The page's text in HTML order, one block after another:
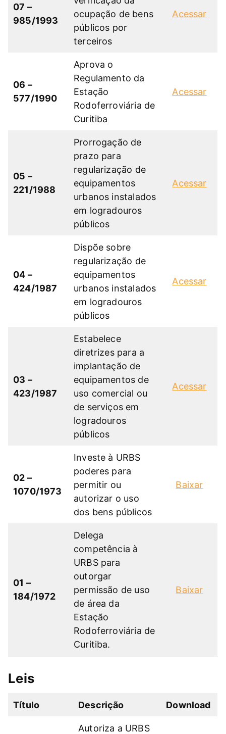
07 –
985/1993
ocupação de bens
públicos por
terceiros
Acessar
06 –
577/1990
Aprova o
Regulamento da
Estação
Rodoferroviária de
Curitiba
Acessar
05 –
221/1988
Prorrogação de
prazo para
regularização de
equipamentos
urbanos instalados
em logradouros
públicos
Acessar
04 –
424/1987
Dispõe sobre
regularização de
equipamentos
urbanos instalados
em logradouros
públicos
Acessar
03 –
423/1987
Estabelece
diretrizes para a
implantação de
equipamentos de
uso comercial ou
de serviços em
logradouros
públicos
Acessar
02 –
1070/1973
Investe à URBS
poderes para
permitir ou
autorizar o uso
dos bens públicos
Baixar
01 –
184/1972
Delega
competência à
URBS para
outorgar
permissão de uso
de área da
Estação
Rodoferroviária de
Curitiba.
Baixar
Leis
Título Descrição Download
Autoriza a URBS